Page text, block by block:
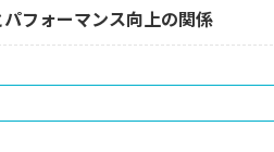
フォーマンス向上の関係